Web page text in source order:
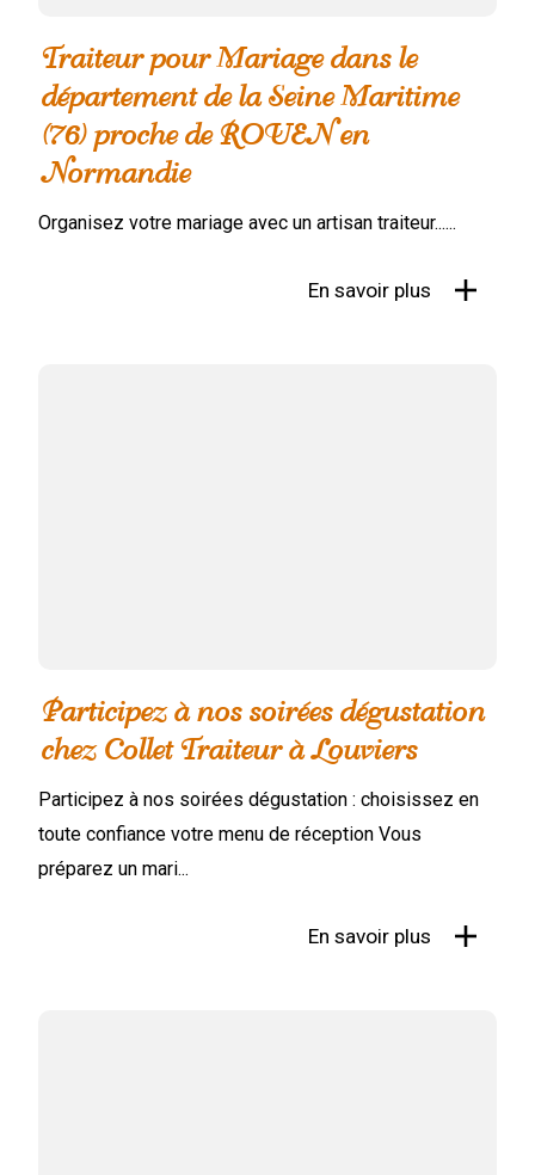
Traiteur pour Mariage dans le
département de la Seine Maritime
(76) proche de ROUEN en
Normandie
Organisez votre mariage avec un artisan traiteur......
En savoir plus
Participez à nos soirées dégustation
chez Collet Traiteur à Louviers
Participez à nos soirées dégustation : choisissez en
toute confiance votre menu de réception Vous
préparez un mari...
En savoir plus